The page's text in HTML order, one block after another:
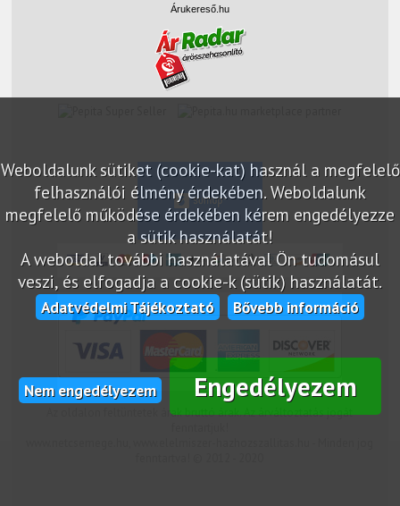
Weboldalunk sütiket (cookie-kat) használ a megfelelő
felhasználói élmény érdekében. Weboldalunk
megfelelő működése érdekében kérem engedélyezze
a sütik használatát!
A weboldal további használatával Ön tudomásul
veszi, és elfogadja a cookie-k (sütik) használatát.
Adatvédelmi Tájékoztató Bővebb információ
Nem engedélyezem Engedélyezem
Árukereső.hu
Az oldalon feltüntetek árak bruttó árak. Az árváltoztatás jogát